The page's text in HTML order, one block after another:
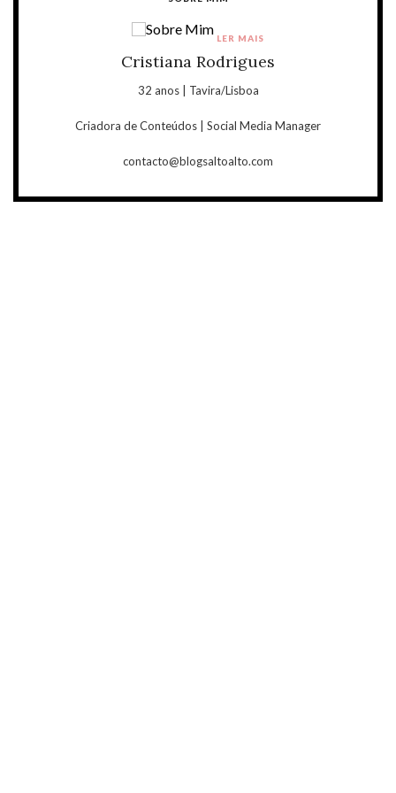
Cristiana Rodrigues
32 anos | Tavira/Lisboa
Criadora de Conteúdos | Social Media Manager
contacto@blogsaltoalto.com
LER MAIS